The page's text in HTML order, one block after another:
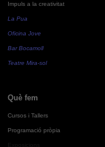
Impuls a la creativitat
La Pua
Oficina Jove
Bar Bocamoll
Teatre Mira-sol
Què fem
Cursos i Tallers
Programació pròpia